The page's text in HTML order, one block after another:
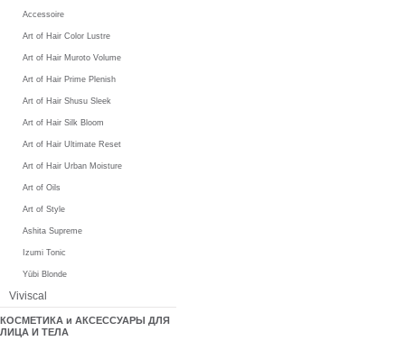
Accessoire
Art of Hair Color Lustre
Art of Hair Muroto Volume
Art of Hair Prime Plenish
Art of Hair Shusu Sleek
Art of Hair Silk Bloom
Art of Hair Ultimate Reset
Art of Hair Urban Moisture
Art of Oils
Art of Style
Ashita Supreme
Izumi Tonic
Yūbi Blonde
Viviscal
КОСМЕТИКА и АКСЕССУАРЫ ДЛЯ
ЛИЦА И ТЕЛА